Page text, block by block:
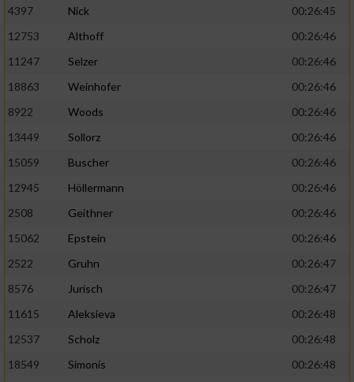
4397
Nick
00:26:45
12753
Althoff
00:26:46
11247
Selzer
00:26:46
18863
Weinhofer
00:26:46
8922
Woods
00:26:46
13449
Sollorz
00:26:46
15059
Buscher
00:26:46
12945
Höllermann
00:26:46
2508
Geithner
00:26:46
15062
Epstein
00:26:46
2522
Gruhn
00:26:47
8576
Jurisch
00:26:47
11615
Aleksieva
00:26:48
12537
Scholz
00:26:48
18549
Simonis
00:26:48